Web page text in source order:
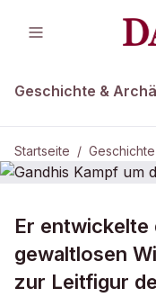
Geschichte &
Startseite /
Gandhis
Er entwickelte
gewaltlosen
zur Leitfigur